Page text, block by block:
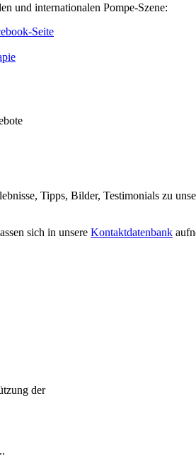
und internationalen Pompe-Szene:
Seite
Tipps, Bilder, Testimonials zu
sich in unsere Kontaktdatenbank
der